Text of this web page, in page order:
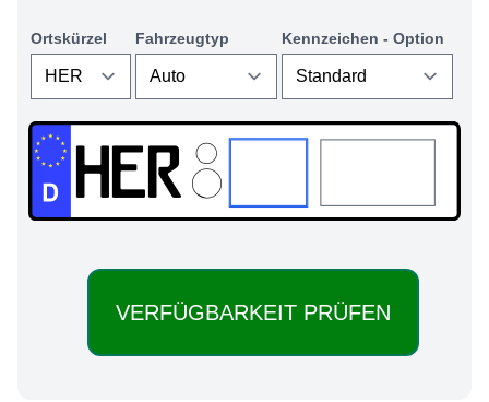
Ortskürzel Fahrzeugtyp Kennzeichen - Option
HER: